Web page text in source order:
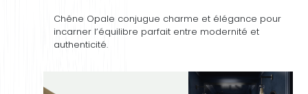
Chêne Opale conjugue charme et élégance pour
incarner l’équilibre parfait entre modernité et
authenticité.